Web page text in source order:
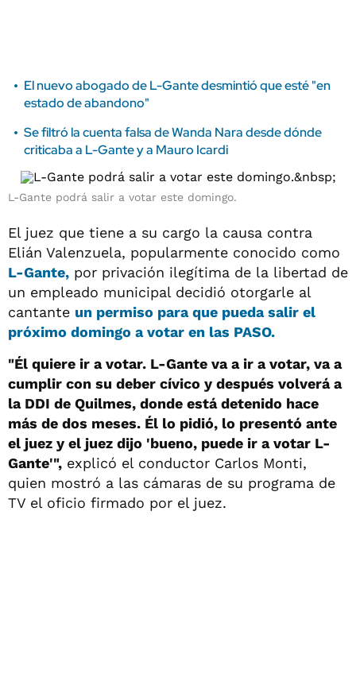
El nuevo abogado de L-Gante desmintió que esté "en
estado de abandono"
Se filtró la cuenta falsa de Wanda Nara desde dónde
criticaba a L-Gante y a Mauro Icardi
L-Gante podrá salir a votar este domingo.
El juez que tiene a su cargo la causa contra
Elián Valenzuela, popularmente conocido como
L-Gante, por privación ilegítima de la libertad de
un empleado municipal decidió otorgarle al
cantante un permiso para que pueda salir el
próximo domingo a votar en las PASO.
"Él quiere ir a votar. L-Gante va a ir a votar, va a
cumplir con su deber cívico y después volverá a
la DDI de Quilmes, donde está detenido hace
más de dos meses. Él lo pidió, lo presentó ante
el juez y el juez dijo 'bueno, puede ir a votar L-
Gante'", explicó el conductor Carlos Monti,
quien mostró a las cámaras de su programa de
TV el oficio firmado por el juez.